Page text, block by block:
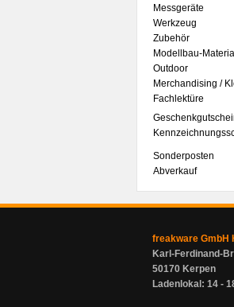
Messgeräte
Werkzeug
Zubehör
Modellbau-
Outdoor
Merchandising /
Fachlektüre
Sonderposten
Abverkauf
freakware GmbH
Karl-Ferdinand-
50170 Kerpen
Ladenlokal: 14 -